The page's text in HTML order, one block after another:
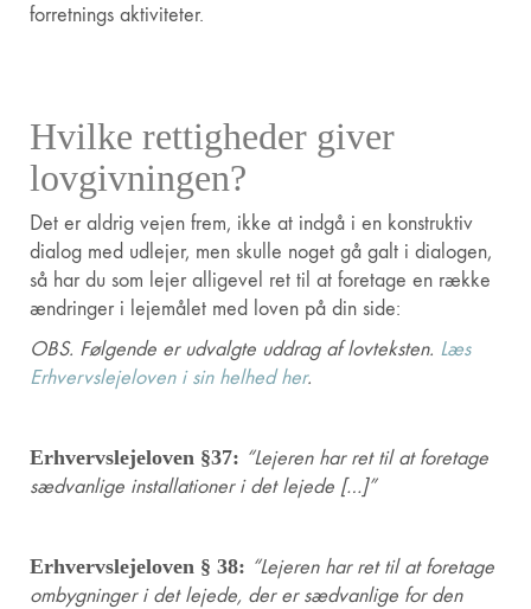
forretnings aktiviteter.
Hvilke rettigheder giver
lovgivningen?
Det er aldrig vejen frem, ikke at indgå i en konstruktiv
dialog med udlejer, men skulle noget gå galt i dialogen,
så har du som lejer alligevel ret til at foretage en række
ændringer i lejemålet med loven på din side:
OBS. Følgende er udvalgte uddrag af lovteksten. Læs
Erhvervslejeloven i sin helhed her.
Erhvervslejeloven §37: “Lejeren har ret til at foretage
sædvanlige installationer i det lejede […]”
Erhvervslejeloven § 38: “Lejeren har ret til at foretage
ombygninger i det lejede, der er sædvanlige for den